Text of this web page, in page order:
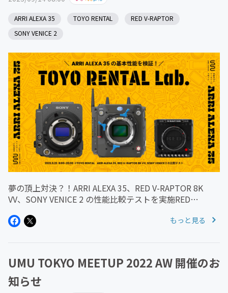
ARRI ALEXA 35 TOYO RENTAL
RED V-RAPTOR
SONY VENICE 2
夢の頂上対決？！ARRI ALEXA 35、RED V-RAPTOR 8K
VV、SONY VENICE 2 の性能比較テストを実施RED
RENTAL にて、ARRI の最...
もっと見る
UMU TOKYO MEETUP 2022 AW 開催のお
知らせ